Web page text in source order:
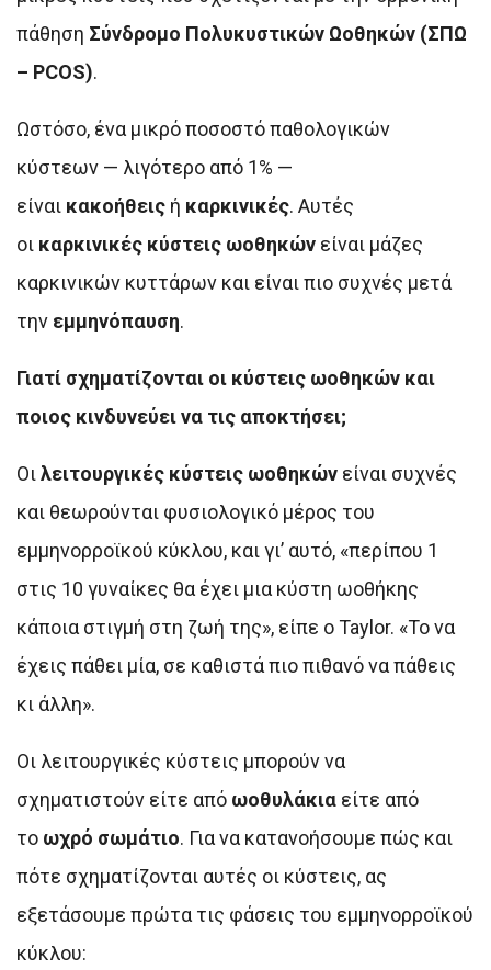
πάθηση Σύνδρομο Πολυκυστικών Ωοθηκών (ΣΠΩ
– PCOS).
Ωστόσο, ένα μικρό ποσοστό παθολογικών
κύστεων — λιγότερο από 1% —
είναι κακοήθεις ή καρκινικές. Αυτές
οι καρκινικές κύστεις ωοθηκών είναι μάζες
καρκινικών κυττάρων και είναι πιο συχνές μετά
την εμμηνόπαυση.
Γιατί σχηματίζονται οι κύστεις ωοθηκών και
ποιος κινδυνεύει να τις αποκτήσει;
Οιλειτουργικές κύστεις ωοθηκών είναι συχνές
και θεωρούνται φυσιολογικό μέρος του
εμμηνορροϊκού κύκλου, και γι’ αυτό, «περίπου 1
στις 10 γυναίκες θα έχει μια κύστη ωοθήκης
κάποια στιγμή στη ζωή της», είπε ο Taylor. «Το να
έχεις πάθει μία, σε καθιστά πιο πιθανό να πάθεις
κι άλλη».
Οι λειτουργικές κύστεις μπορούν να
σχηματιστούν είτε από ωοθυλάκια είτε από
το ωχρό σωμάτιο. Για να κατανοήσουμε πώς και
πότε σχηματίζονται αυτές οι κύστεις, ας
εξετάσουμε πρώτα τις φάσεις του εμμηνορροϊκού
κύκλου: